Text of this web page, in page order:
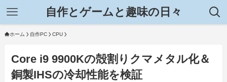
自作とゲームと趣味の日々
ホーム 自作PC CPU
Core i9 9900Kの殻割りクマメタル化＆
銅製IHSの冷却性能を検証